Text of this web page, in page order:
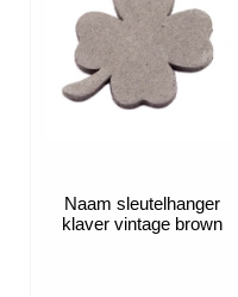
Naam sleutelhanger
klaver vintage brown